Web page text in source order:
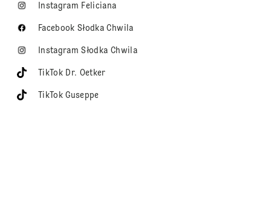
Instagram Feliciana
Facebook Słodka Chwila
Instagram Słodka Chwila
TikTok Dr. Oetker
TikTok Guseppe